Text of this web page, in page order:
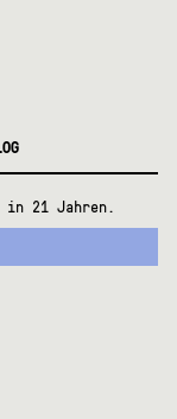
in 21 Jahren.